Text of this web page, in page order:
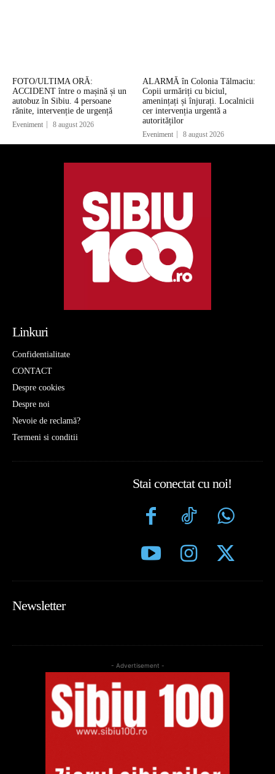
FOTO/ULTIMA ORĂ:
ACCIDENT între o mașină și un
autobuz în Sibiu. 4 persoane
rănite, intervenție de urgență
Eveniment 8 august 2026
ALARMĂ în Colonia Tălmaciu:
Copii urmăriți cu biciul,
amenințați și înjurați. Localnicii
cer intervenția urgentă a
autorităților
Eveniment 8 august 2026
Linkuri
Confidentialitate
CONTACT
Despre cookies
Despre noi
Nevoie de reclamă?
Termeni si conditii
Stai conectat cu noi!
Newsletter
- Advertisement -